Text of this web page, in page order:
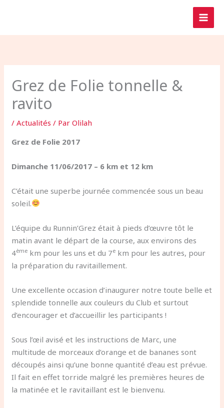
Grez de Folie tonnelle &
ravito
/Actualités / ParOlilah
Grez de Folie 2017
Dimanche 11/06/2017 – 6 km et 12 km
C’était une superbe journée commencée sous un beau
soleil.
L’équipe du Runnin’Grez était à pieds d’œuvre tôt le
matin avant le départ de la course, aux environs des
4ème km pour les uns et du 7e km pour les autres, pour
la préparation du ravitaillement.
Une excellente occasion d’inaugurer notre toute belle et
splendide tonnelle aux couleurs du Club et surtout
d’encourager et d’accueillir les participants !
Sous l’œil avisé et les instructions de Marc, une
multitude de morceaux d’orange et de bananes sont
découpés ainsi qu’une bonne quantité d’eau est prévue.
Il fait en effet torride malgré les premières heures de
la matinée et le ravitaillant est le bienvenu.